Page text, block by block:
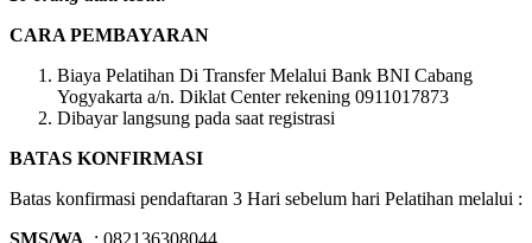
CARA PEMBAYARAN
Biaya Pelatihan Di Transfer Melalui Bank BNI Cabang
Yogyakarta a/n. Diklat Center rekening 0911017873
Dibayar langsung pada saat registrasi
BATAS KONFIRMASI
Batas konfirmasi pendaftaran 3 Hari sebelum hari Pelatihan melalui :
SMS/WA : 082136308044